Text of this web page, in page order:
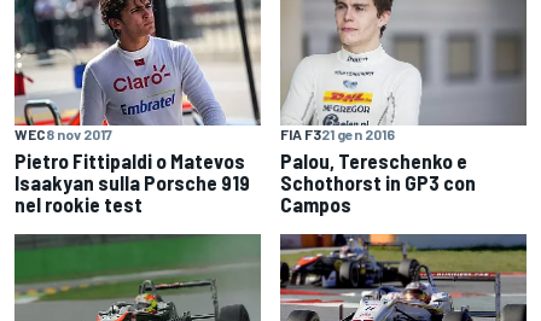
WEC8 nov 2017
Pietro Fittipaldi o Matevos
Isaakyan sulla Porsche 919
nel rookie test
FIA F321 gen 2016
Palou, Tereschenko e
Schothorst in GP3 con
Campos